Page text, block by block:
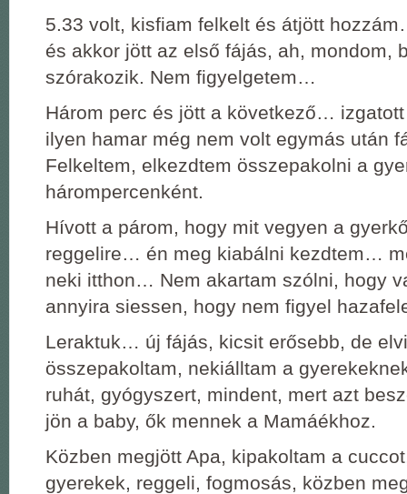
5.33 volt, kisfiam felkelt és átjött
és akkor jött az első fájás, ah, mondom,
szórakozik. Nem figyelgetem…
Három perc és jött a következő…
ilyen hamar még nem volt egymás után
Felkeltem, elkezdtem összepakolni a
hárompercenként.
Hívott a párom, hogy mit vegyen a
reggelire… én meg kiabálni kezdtem…
neki itthon… Nem akartam szólni, hogy
annyira siessen, hogy nem figyel
Leraktuk… új fájás, kicsit erősebb, de
összepakoltam, nekiálltam a
ruhát, gyógyszert, mindent, mert azt
jön a baby, ők mennek a Mamáékhoz.
Közben megjött Apa, kipakoltam a
gyerekek, reggeli, fogmosás, közben